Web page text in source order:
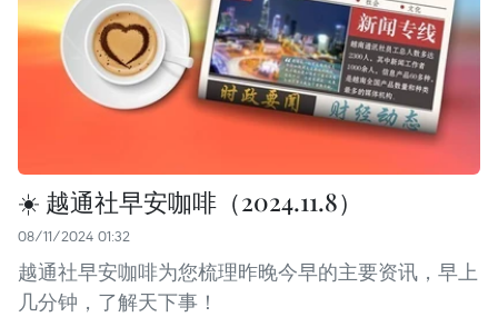
☀️ 越通社早安咖啡（2024.11.8）
08/11/2024 01:32
越通社早安咖啡为您梳理昨晚今早的主要资讯，早上
几分钟，了解天下事！